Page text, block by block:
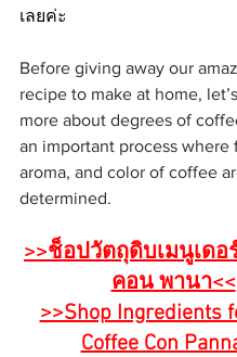
เลยค่ะ
Before giving away our
recipe to make at home,
more about degrees of
an important process where
aroma, and color of coffee
determined.
>>ช็อปวัตถุดิบเมนูเด
คอน พานา<<
>>Shop Ingredients
Coffee Con